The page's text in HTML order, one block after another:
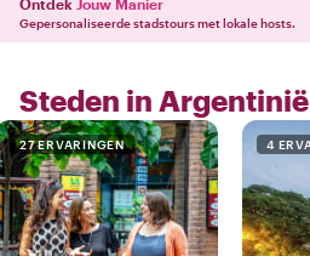
Ontdek Jouw Manier
Gepersonaliseerde stadstours met lokale hosts.
Steden in Argentinië
27 ERVARINGEN 4